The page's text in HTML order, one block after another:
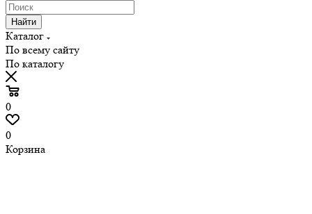
Найти
Каталог
По всему сайту
По каталогу
0
0
Корзина